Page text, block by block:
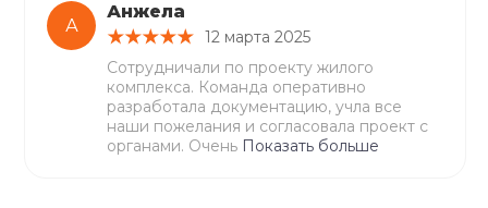
А
Анжела
12 марта 2025
Сотрудничали по проекту жилого
комплекса. Команда оперативно
разработала документацию, учла все
наши пожелания и согласовала проект с
органами. Очень Показать больше